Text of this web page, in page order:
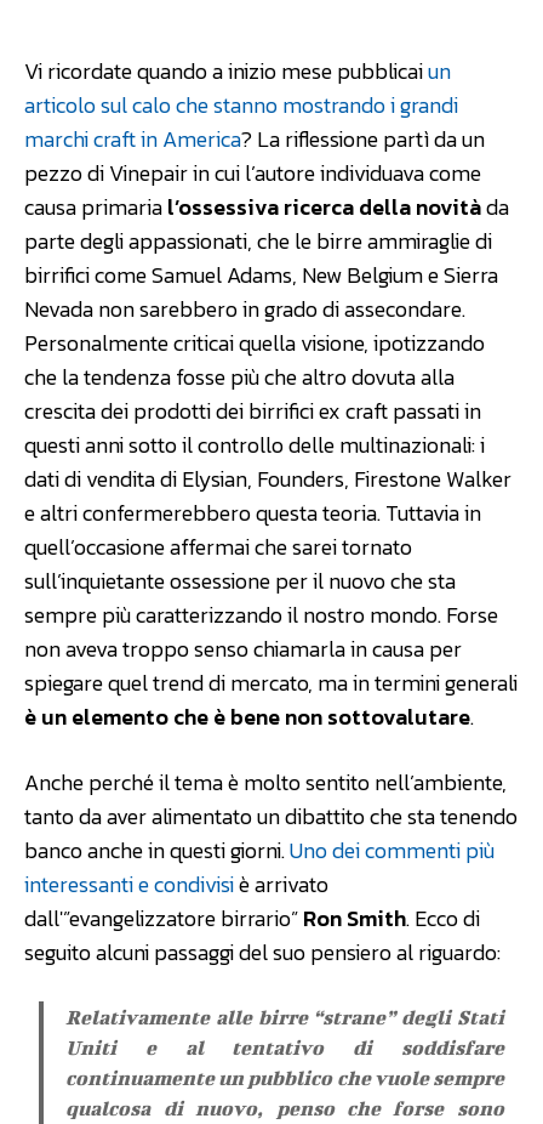
Vi ricordate quando a inizio mese pubblicaiun
articolo sul calo che stanno mostrando i grandi
marchi craft in America? La riflessione partì da un
pezzo di Vinepair in cui l’autore individuava come
causa primarial’ossessiva ricerca della novitàda
parte degli appassionati, che le birre ammiraglie di
birrifici come Samuel Adams, New Belgium e Sierra
Nevada non sarebbero in grado di assecondare.
Personalmente criticai quella visione, ipotizzando
che la tendenza fosse più che altro dovuta alla
crescita dei prodotti dei birrifici ex craft passati in
questi anni sotto il controllo delle multinazionali: i
dati di vendita di Elysian, Founders, Firestone Walker
e altri confermerebbero questa teoria. Tuttavia in
quell’occasione affermai che sarei tornato
sull’inquietante ossessione per il nuovo che sta
sempre più caratterizzando il nostro mondo. Forse
non aveva troppo senso chiamarla in causa per
spiegare quel trend di mercato, ma in termini generali
è un elemento che è bene non sottovalutare.
Anche perché il tema è molto sentito nell’ambiente,
tanto da aver alimentato un dibattito che sta tenendo
banco anche in questi giorni.Uno dei commenti più
interessanti e condivisiè arrivato
dall'”evangelizzatore birrario”Ron Smith. Ecco di
seguito alcuni passaggi del suo pensiero al riguardo:
Relativamente alle birre “strane” degli Stati
Uniti e al tentativo di soddisfare
continuamente un pubblico che vuole sempre
qualcosa di nuovo, penso che forse sono